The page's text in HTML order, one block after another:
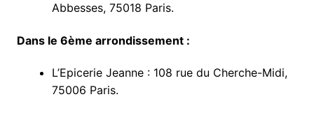
Abbesses, 75018 Paris.
Dans le 6ème arrondissement :
L’Epicerie Jeanne : 108 rue du Cherche-Midi,
75006 Paris.